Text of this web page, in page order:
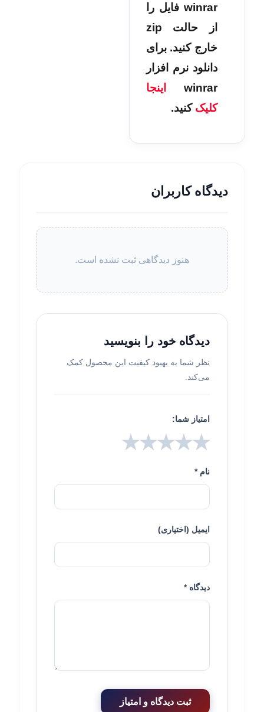
winrar فایل را
از حالت zip
خارج کنید. برای
دانلود نرم افزار
winrar
اینجا
کلیک کنید.
دیدگاه کاربران
هنوز دیدگاهی ثبت نشده است.
دیدگاه خود را بنویسید
نظر شما به بهبود کیفیت این محصول کمک
می‌کند.
امتیاز شما:
★★★★★
نام *
ایمیل (اختیاری)
دیدگاه *
ثبت دیدگاه و امتیاز